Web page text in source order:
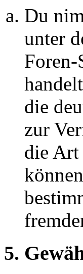
Du
unter
die
zur
die Art
5.